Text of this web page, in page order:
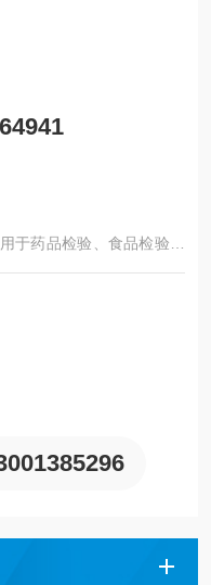
于药品检验、食品检验、